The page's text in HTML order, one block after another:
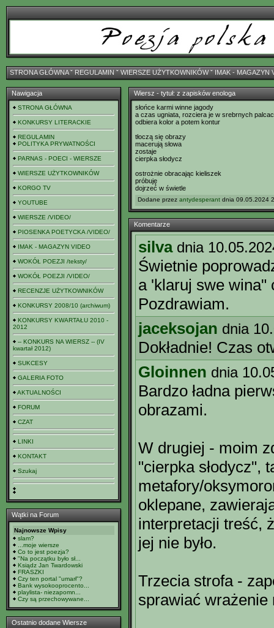
STRONA GŁÓWNAˇ REGULAMIN ˇ WIERSZE UŻYTKOWNIKÓWˇ IMAK - MAGAZYN
Nawigacja
STRONA GŁÓWNA
KONKURSY LITERACKIE
REGULAMIN
POLITYKA PRYWATNOŚCI
PARNAS - POECI - WIERSZE
WIERSZE UŻYTKOWNIKÓW
KORGO TV
YOUTUBE
WIERSZE /VIDEO/
PIOSENKA POETYCKA /VIDEO/
IMAK - MAGAZYN VIDEO
WOKÓŁ POEZJI /teksty/
WOKÓŁ POEZJI /VIDEO/
RECENZJE UŻYTKOWNIKÓW
KONKURSY 2008/10 (archiwum)
KONKURSY KWARTAŁU 2010 -
2012
-- KONKURS NA WIERSZ -- (IV
kwartał 2012)
SUKCESY
GALERIA FOTO
AKTUALNOŚCI
FORUM
CZAT
LINKI
KONTAKT
Szukaj
Wątki na Forum
Najnowsze Wpisy
slam?
...moje wiersze
Co to jest poezja?
"Na początku było sł...
Ksiądz Jan Twardowski
FRASZKI
Czy ten portal "umarł"?
Bank wysokooprocento...
playlista- niezapomn...
Czy są przechowywane...
Ostatnio dodane Wiersze
Wiersz - tytuł: z zapisków enologa
słońce karmi winne jagody
a czas ugniata, rozciera je w srebrnych
odbiera kolor a potem kontur
tłoczą się obrazy
macerują słowa
zostaje
cierpka słodycz
ostrożnie obracając kieliszek
próbuję
dojrzeć w świetle
Dodane przez antydesperant dnia 09.05.2024
Komentarze
silva dnia
Świetnie
a 'klaruj swe wina"
Pozdrawiam.
jaceksojan dnia
Dokładnie! Czas
Gloinnen dnia
Bardzo ładna
obrazami.
W drugiej - moim
"cierpka słodycz",
metafory/
oklepane,
interpretacji treść,
jej nie było.
Trzecia strofa -
sprawiać wrażenie